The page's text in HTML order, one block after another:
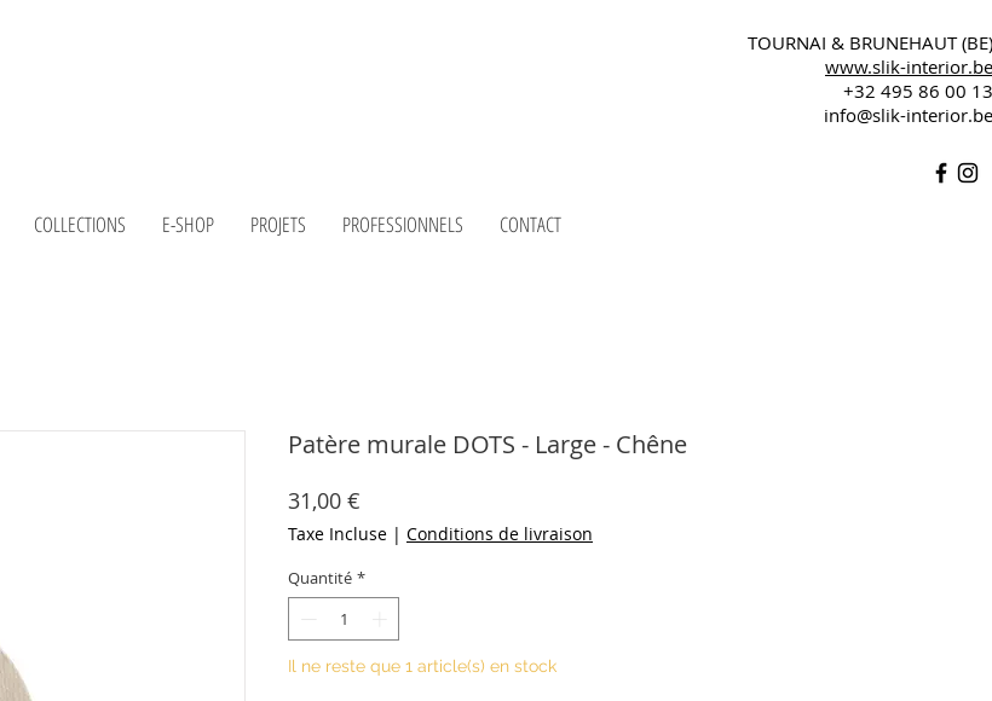
TOURNAI & BRUNEHAUT (BE)
www.slik-interior.be
+32 495 86 00 13
info@slik-interior.be
COLLECTIONS E-SHOP PROJETS PROFESSIONNELS CONTACT
Patère murale DOTS - Large - Chêne
31,00 €
Taxe Incluse | Conditions de livraison
Quantité *
Il ne reste que 1 article(s) en stock